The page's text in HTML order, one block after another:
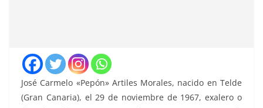
José Carmelo «Pepón» Artiles Morales, nacido en Telde
(Gran Canaria), el 29 de noviembre de 1967, exalero o